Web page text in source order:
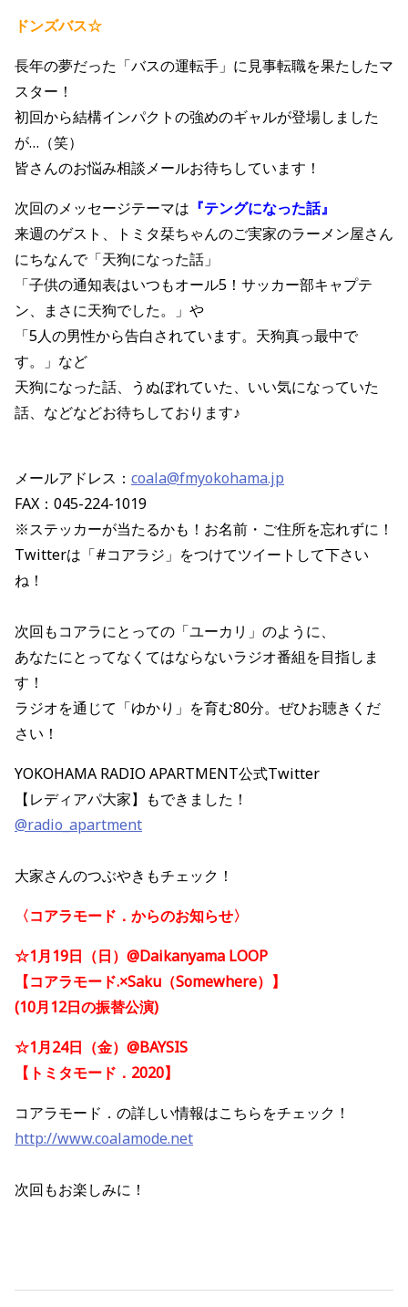
ドンズバス☆
長年の夢だった「バスの運転手」に見事転職を果たしたマ
スター！
初回から結構インパクトの強めのギャルが登場しました
が…（笑）
皆さんのお悩み相談メールお待ちしています！
次回のメッセージテーマは 『テングになった話』
来週のゲスト、トミタ栞ちゃんのご実家のラーメン屋さん
にちなんで「天狗になった話」
「子供の通知表はいつもオール5！サッカー部キャプテ
ン、まさに天狗でした。」や
「5人の男性から告白されています。天狗真っ最中で
す。」など
天狗になった話、うぬぼれていた、いい気になっていた
話、などなどお待ちしております♪
メールアドレス： coala@fmyokohama.jp
FAX：045-224-1019
※ステッカーが当たるかも！お名前・ご住所を忘れずに！
Twitterは「#コアラジ」をつけてツイートして下さい
ね！
次回もコアラにとっての「ユーカリ」のように、
あなたにとってなくてはならないラジオ番組を目指しま
す！
ラジオを通じて「ゆかり」を育む80分。ぜひお聴きくだ
さい！
YOKOHAMA RADIO APARTMENT公式Twitter
【レディアパ大家】もできました！
@radio_apartment
大家さんのつぶやきもチェック！
〈コアラモード．からのお知らせ〉
☆1月19日（日）@Daikanyama LOOP
【コアラモード.×Saku（Somewhere）】
(10月12日の振替公演)
☆1月24日（金）@BAYSIS
【トミタモード．2020】
コアラモード．の詳しい情報はこちらをチェック！
http://www.coalamode.net
次回もお楽しみに！